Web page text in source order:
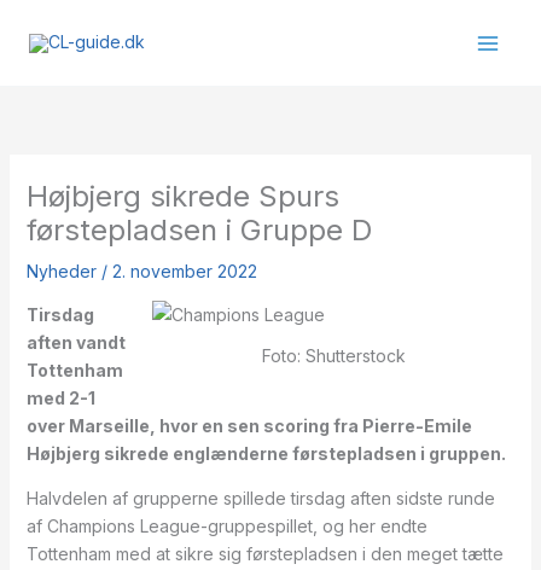
Højbjerg sikrede Spurs
førstepladsen i Gruppe D
Nyheder/ 2. november 2022
Foto: Shutterstock
Tirsdag
aften vandt
Tottenham
med 2-1
over Marseille, hvor en sen scoring fra Pierre-Emile
Højbjerg sikrede englænderne førstepladsen i gruppen.
Halvdelen af grupperne spillede tirsdag aften sidste runde
af Champions League-gruppespillet, og her endte
Tottenham med at sikre sig førstepladsen i den meget tætte